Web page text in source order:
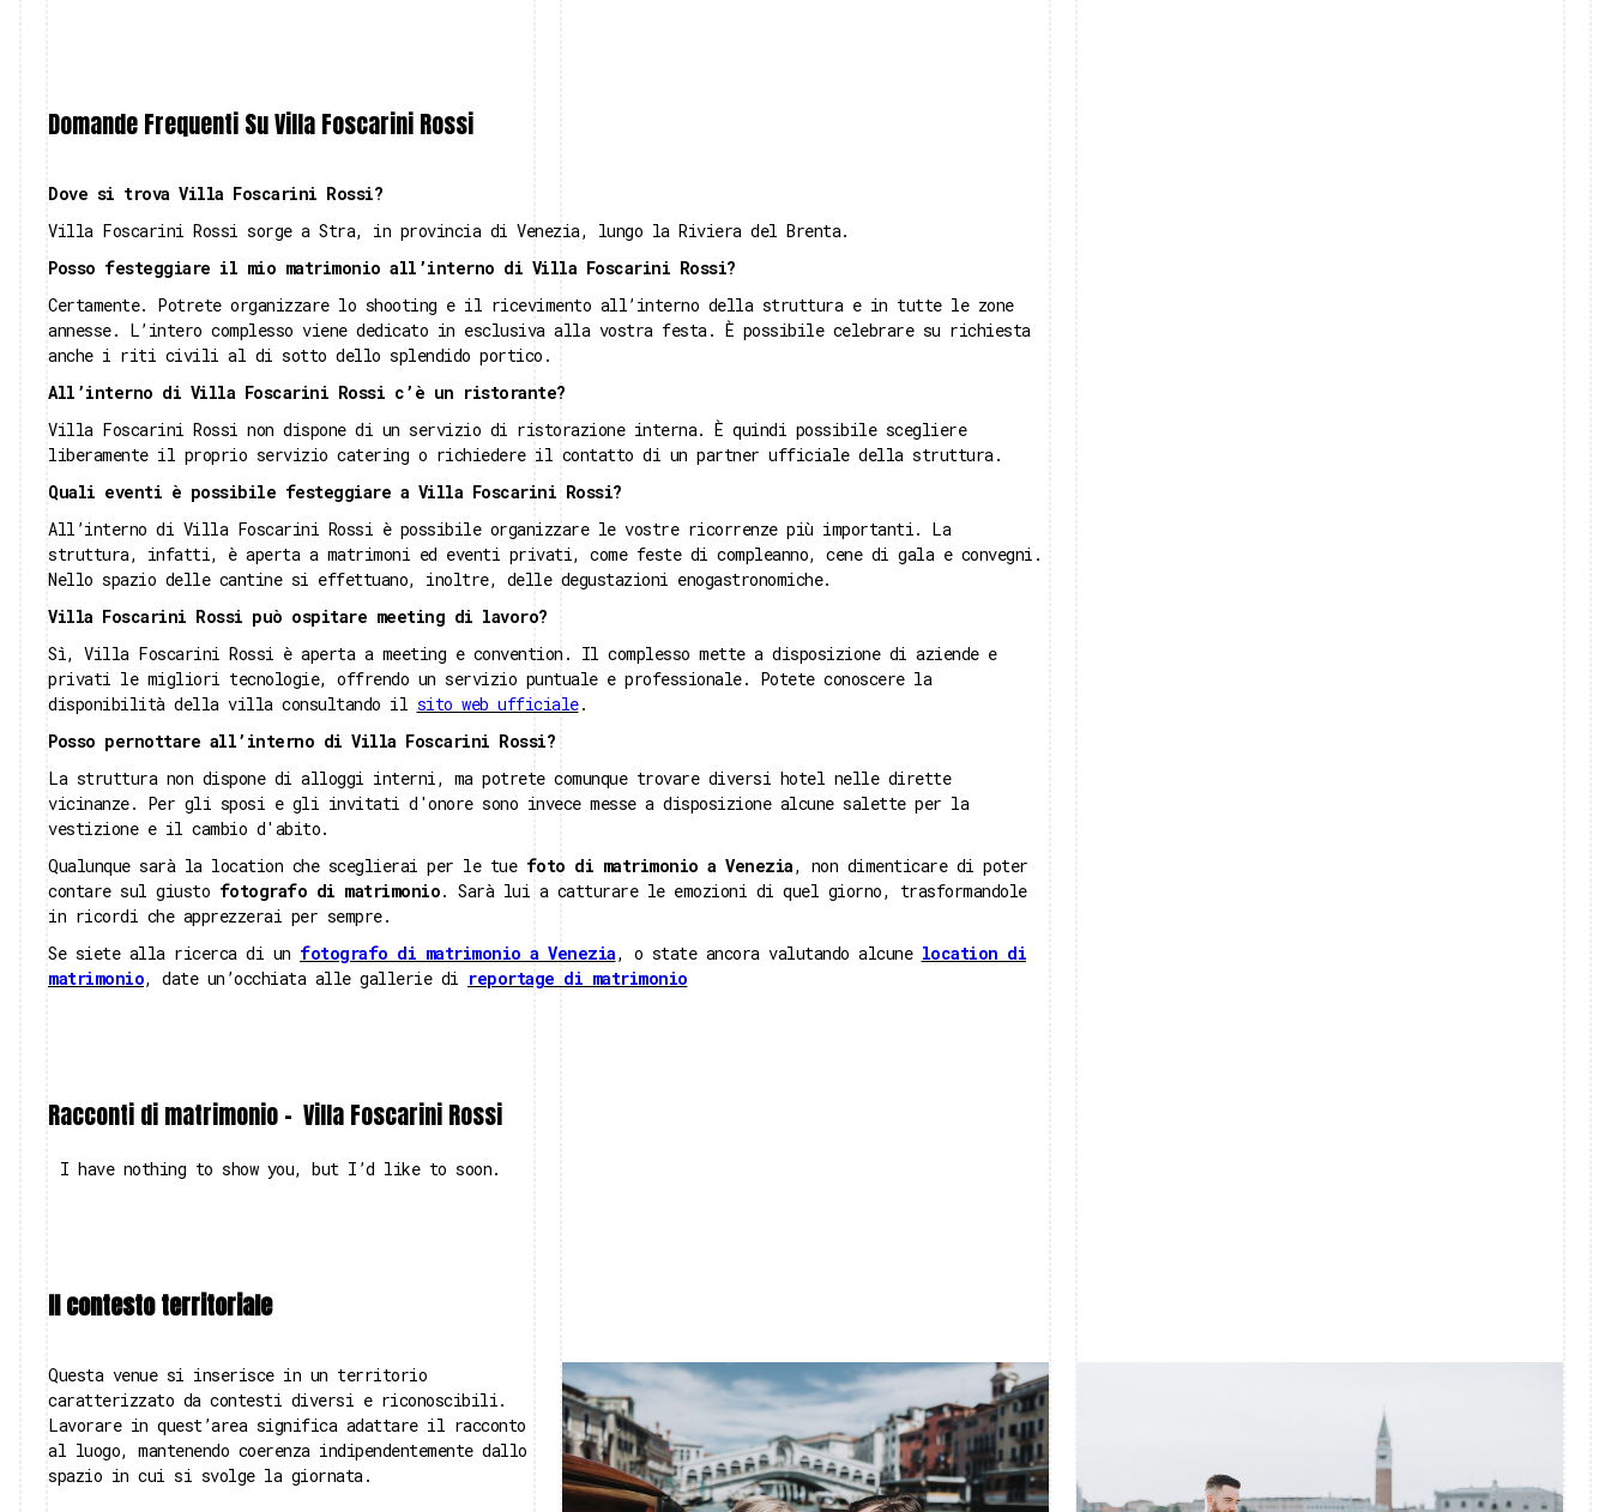
Domande Frequenti Su Villa Foscarini Rossi
Dove si trova Villa Foscarini Rossi?
Villa Foscarini Rossi sorge a Stra, in provincia di Venezia, lungo la Riviera del Brenta.
Posso festeggiare il mio matrimonio all’interno di Villa Foscarini Rossi?
Certamente. Potrete organizzare lo shooting e il ricevimento all’interno della struttura e in tutte le zone
annesse. L’intero complesso viene dedicato in esclusiva alla vostra festa. È possibile celebrare su richiesta
anche i riti civili al di sotto dello splendido portico.
All’interno di Villa Foscarini Rossi c’è un ristorante?
Villa Foscarini Rossi non dispone di un servizio di ristorazione interna. È quindi possibile scegliere
liberamente il proprio servizio catering o richiedere il contatto di un partner ufficiale della struttura.
Quali eventi è possibile festeggiare a Villa Foscarini Rossi?
All’interno di Villa Foscarini Rossi è possibile organizzare le vostre ricorrenze più importanti. La
struttura, infatti, è aperta a matrimoni ed eventi privati, come feste di compleanno, cene di gala e convegni.
Nello spazio delle cantine si effettuano, inoltre, delle degustazioni enogastronomiche.
Villa Foscarini Rossi può ospitare meeting di lavoro?
Sì, Villa Foscarini Rossi è aperta a meeting e convention. Il complesso mette a disposizione di aziende e
privati le migliori tecnologie, offrendo un servizio puntuale e professionale. Potete conoscere la
disponibilità della villa consultando il sito web ufficiale.
Posso pernottare all’interno di Villa Foscarini Rossi?
La struttura non dispone di alloggi interni, ma potrete comunque trovare diversi hotel nelle dirette
vicinanze. Per gli sposi e gli invitati d'onore sono invece messe a disposizione alcune salette per la
vestizione e il cambio d'abito.
Qualunque sarà la location che sceglierai per le tue foto di matrimonio a Venezia, non dimenticare di poter
contare sul giusto fotografo di matrimonio. Sarà lui a catturare le emozioni di quel giorno, trasformandole
in ricordi che apprezzerai per sempre.
Se siete alla ricerca di un fotografo di matrimonio a Venezia, o state ancora valutando alcune location di
matrimonio, date un’occhiata alle gallerie di reportage di matrimonio
Racconti di matrimonio - Villa Foscarini Rossi
I have nothing to show you, but I’d like to soon.
Il contesto territoriale
Questa venue si inserisce in un territorio
caratterizzato da contesti diversi e riconoscibili.
Lavorare in quest’area significa adattare il racconto
al luogo, mantenendo coerenza indipendentemente dallo
spazio in cui si svolge la giornata.